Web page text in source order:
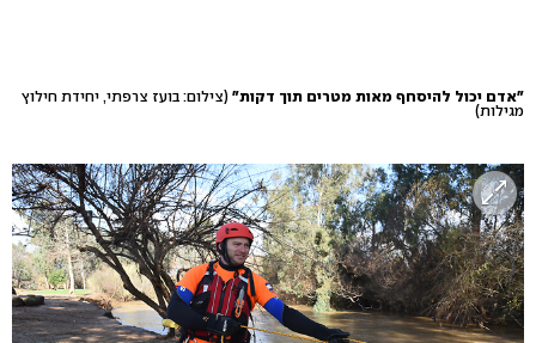
"אדם יכול להיסחף מאות מטרים תוך דקות" (צילום: בועז צרפתי, יחידת חילוץ
מגילות)